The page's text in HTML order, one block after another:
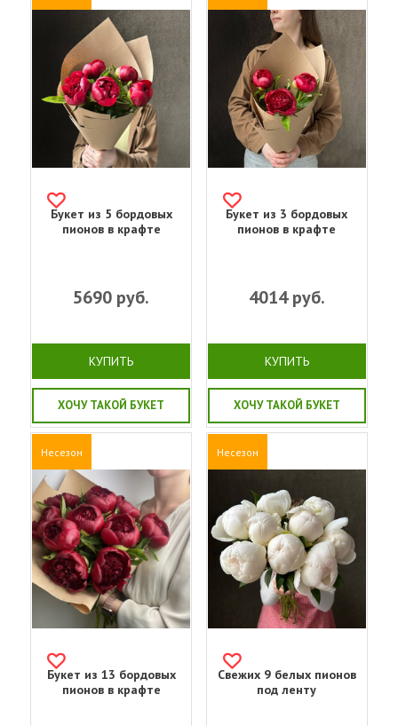
Букет из 5 бордовых
пионов в крафте
5690 руб.
КУПИТЬ
ХОЧУ ТАКОЙ БУКЕТ
Букет из 3 бордовых
пионов в крафте
4014руб.
КУПИТЬ
ХОЧУ ТАКОЙ БУКЕТ
Несезон
Букет из 13 бордовых
пионов в крафте
Несезон
Свежих 9 белых пионов
под ленту